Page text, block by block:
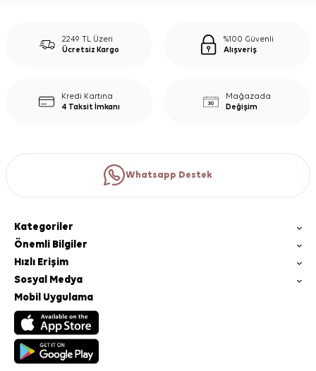
2249 TL Üzeri
Ücretsiz Kargo
%100 Güvenli
Alışveriş
Kredi Kartına
4 Taksit İmkanı
Mağazada
Değişim
Whatsapp Destek
Kategoriler
Önemli Bilgiler
Hızlı Erişim
Sosyal Medya
Mobil Uygulama